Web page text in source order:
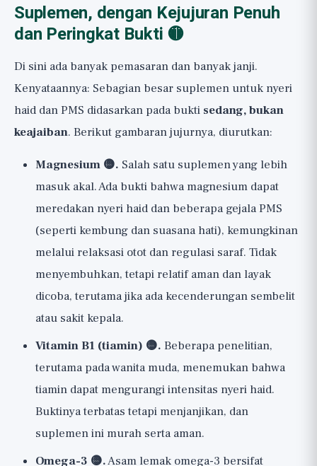
Suplemen, dengan Kejujuran Penuh
dan Peringkat Bukti 🟡
Di sini ada banyak pemasaran dan banyak janji.
Kenyataannya: Sebagian besar suplemen untuk nyeri
haid dan PMS didasarkan pada bukti sedang, bukan
keajaiban. Berikut gambaran jujurnya, diurutkan:
Magnesium 🟡. Salah satu suplemen yang lebih
masuk akal. Ada bukti bahwa magnesium dapat
meredakan nyeri haid dan beberapa gejala PMS
(seperti kembung dan suasana hati), kemungkinan
melalui relaksasi otot dan regulasi saraf. Tidak
menyembuhkan, tetapi relatif aman dan layak
dicoba, terutama jika ada kecenderungan sembelit
atau sakit kepala.
Vitamin B1 (tiamin) 🟡. Beberapa penelitian,
terutama pada wanita muda, menemukan bahwa
tiamin dapat mengurangi intensitas nyeri haid.
Buktinya terbatas tetapi menjanjikan, dan
suplemen ini murah serta aman.
Omega-3 🟡.Asam lemak omega-3 bersifat